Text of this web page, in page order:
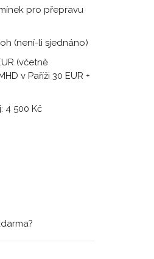
pro přepravu
(není-li sjednáno)
(včetně
v Paříži 30 EUR +
4 500 Kč